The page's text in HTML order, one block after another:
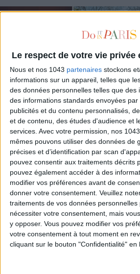
Le respect de votre vie privée
Nous et nos 1043 partenaires stockons
informations sur un appareil, telles que
des données personnelles telles que des
des informations standards envoyées
publicités et du contenu personnalisés,
et de contenu, des études d'audience et
services. Avec votre permission, nos
mêmes pouvons utiliser des données de
précises et d’identification par scan
pouvez consentir aux traitements décrits
pouvez également accéder à des
modifier vos préférences avant de
donner votre consentement. Veuillez
traitements de vos données personnelles
nécessiter votre consentement, mais
y opposer. Vous pouvez modifier vos
votre consentement à tout moment en
cliquant sur le bouton "Confidentialité" en
ÉLYSÉE - ÉTOILE: CHIC ADDRESSES
SUMMER JEWELRY THAT